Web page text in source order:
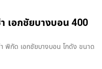
า เอกชัยบางบอน 400
า พิกัด เอกชัยบางบอน โกดัง ขนาด